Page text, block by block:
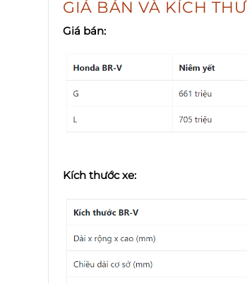
GIÁ BÁN VÀ KÍCH
Giá bán:
Kích thước xe: